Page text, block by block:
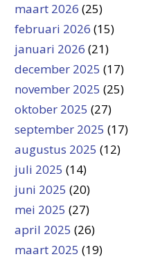
maart 2026 (25)
februari 2026 (15)
januari 2026 (21)
december 2025 (17)
november 2025 (25)
oktober 2025 (27)
september 2025 (17)
augustus 2025 (12)
juli 2025 (14)
juni 2025 (20)
mei 2025 (27)
april 2025 (26)
maart 2025 (19)